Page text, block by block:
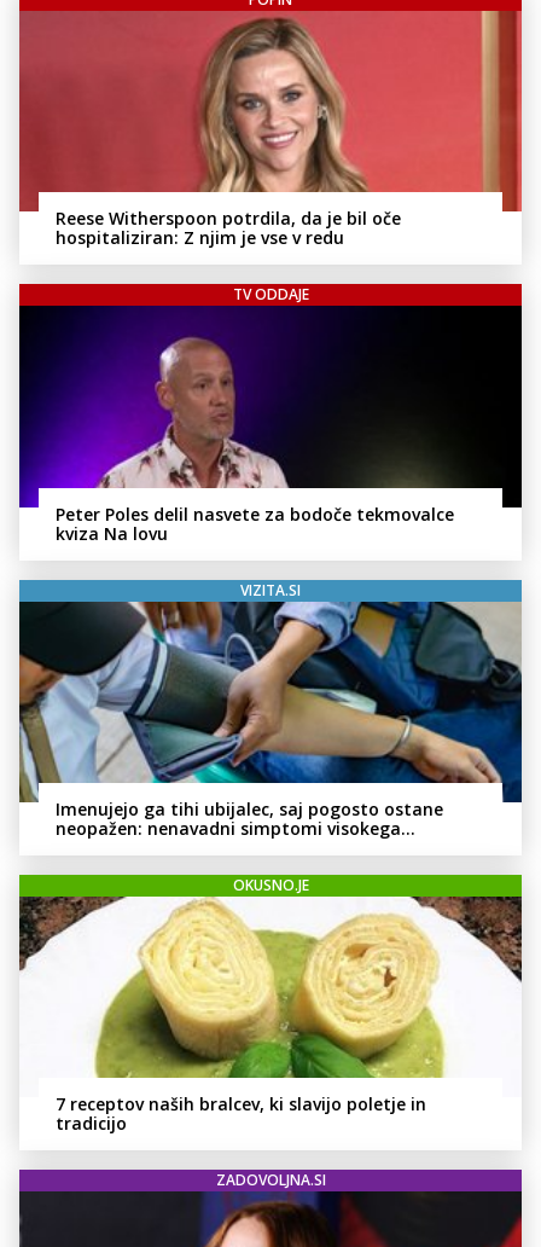
Reese Witherspoon potrdila, da je bil oče
hospitaliziran: Z njim je vse v redu
TV ODDAJE
Peter Poles delil nasvete za bodoče tekmovalce
kviza Na lovu
VIZITA.SI
Imenujejo ga tihi ubijalec, saj pogosto ostane
neopažen: nenavadni simptomi visokega
OKUSNO.JE
7 receptov naših bralcev, ki slavijo poletje in
tradicijo
ZADOVOLJNA.SI